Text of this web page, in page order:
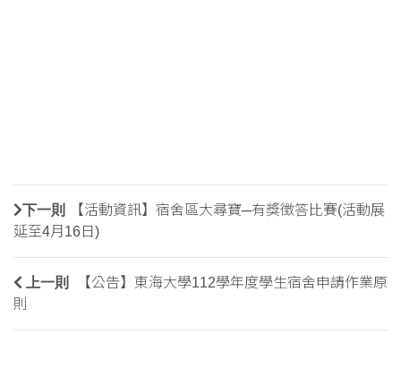
下一則
【活動資訊】宿舍區大尋寶─有獎徵答比賽(活動展
延至4月16日)
上一則
【公告】東海大學112學年度學生宿舍申請作業原
則